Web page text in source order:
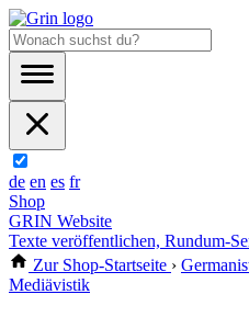
de en es fr
Shop
GRIN Website
Texte veröffentlichen, Rundum-
Zur Shop-Startseite ›
Mediävistik